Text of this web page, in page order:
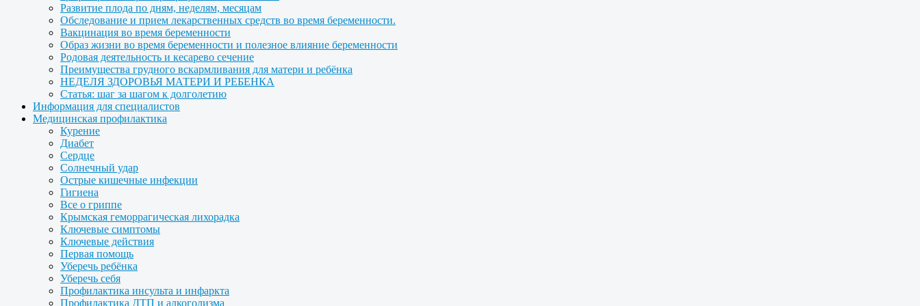
Развитие плода по дням, неделям, месяцам
Обследование и прием лекарственных средств во время беременности.
Вакцинация во время беременности
Образ жизни во время беременности и полезное влияние беременности
Родовая деятельность и кесарево сечение
Преимущества грудного вскармливания для матери и ребёнка
НЕДЕЛЯ ЗДОРОВЬЯ МАТЕРИ И РЕБЕНКА
Статья: шаг за шагом к долголетию
Информация для специалистов
Медицинская профилактика
Курение
Диабет
Сердце
Солнечный удар
Острые кишечные инфекции
Гигиена
Все о гриппе
Крымская геморрагическая лихорадка
Ключевые симптомы
Ключевые действия
Первая помощь
Уберечь ребёнка
Уберечь себя
Профилактика инсульта и инфаркта
Профилактика ДТП и алкоголизма